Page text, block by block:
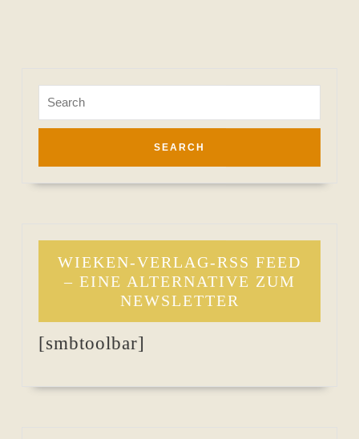
for:
WIEKEN-VERLAG-RSS FEED
– EINE ALTERNATIVE ZUM
NEWSLETTER
[smbtoolbar]